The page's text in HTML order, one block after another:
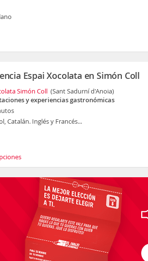
Espai Xocolata en Simón Coll
Simón Coll (Sant Sadurní d'Anoia)
y experiencias gastronómicas
Catalán. Inglés y Francés...